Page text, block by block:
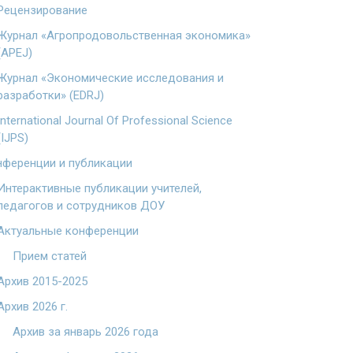
«Агропродовольственная экономика»
«Экономические исследования и
(EDRJ)
Journal Of Professional Science
и публикации
публикации учителей,
и сотрудников ДОУ
конференции
Прием статей
2015-2025
2026 г.
Архив за январь 2026 года